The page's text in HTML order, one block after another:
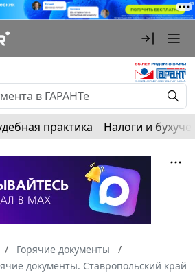
практика Налоги и
Горячие документы
документы. Ставропольский край